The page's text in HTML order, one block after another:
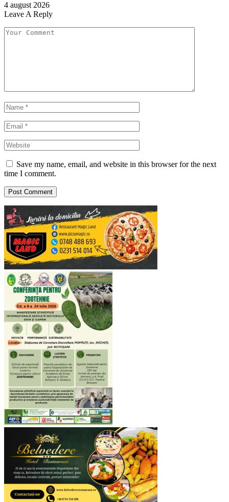
4 august 2026
Leave A Reply
Save my name, email, and website in this browser for the next
time I comment.